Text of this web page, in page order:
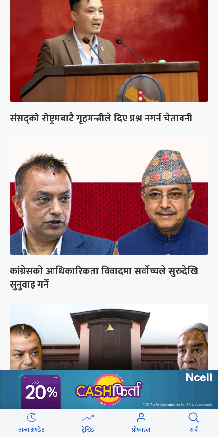
संसद्को रोष्ट्रमबाटै गृहमन्त्रीले दिए प्रश्न नगर्न चेतावनी
कांग्रेसको आधिकारिकता विवादमा सर्वोच्चले सुरुदेखि
सुनुवाइ गर्ने
ताजा अपडेट ट्रेन्डिङ प्रोफाइल सर्च